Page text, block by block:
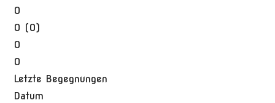
0
0 (0)
0
0
Letzte Begegnungen
Datum